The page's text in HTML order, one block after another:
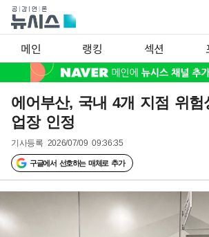
메인 랭킹 섹션
에어부산, 국내 4개 지점 위험
업장 인정
기사등록 2026/07/09 09:36:35
구글에서 선호하는 매체로 추가